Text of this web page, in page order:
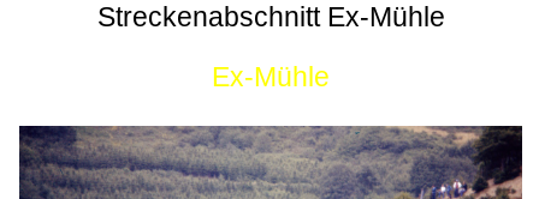
Streckenabschnitt Ex-Mühle
Ex-Mühle